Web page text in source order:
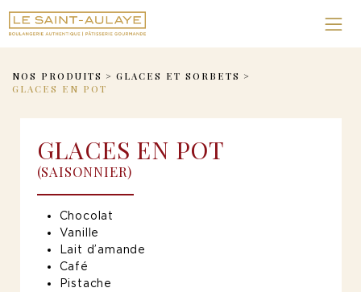
NOS PRODUITS > GLACES ET SORBETS >
GLACES EN POT
GLACES EN POT
(SAISONNIER)
Chocolat
Vanille
Lait d’amande
Café
Pistache